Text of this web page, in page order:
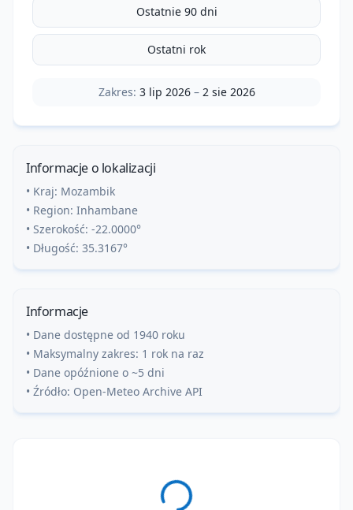
Ostatnie 90 dni
Ostatni rok
Zakres: 3 lip 2026– 2 sie 2026
Informacje o lokalizacji
• Kraj: Mozambik
• Region: Inhambane
• Szerokość: -22.0000°
• Długość: 35.3167°
Informacje
• Dane dostępne od 1940 roku
• Maksymalny zakres: 1 rok na raz
• Dane opóźnione o ~5 dni
• Źródło: Open-Meteo Archive API